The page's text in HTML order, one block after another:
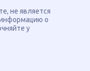
не является
о
у